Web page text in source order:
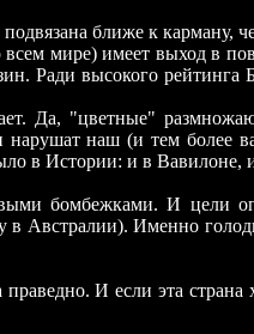
ближе к карману,
мире) имеет выход в
Ради высокого
Да, "цветные"
нарушат наш (и тем более
в Истории: и в
бомбежками. И цели
в Австралии). Именно
И если эта страна